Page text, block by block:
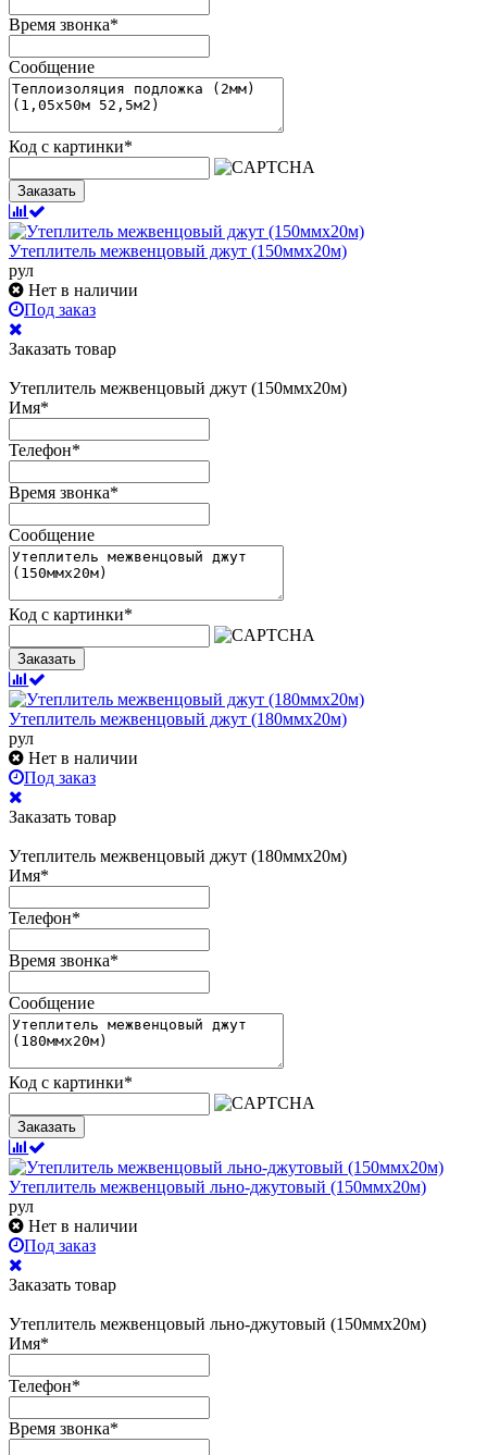
Время звонка*
Сообщение
Код с картинки*
Заказать
Утеплитель межвенцовый джут (150ммх20м)
рул
Нет в наличии
Под заказ
Заказать товар
Утеплитель межвенцовый джут (150ммх20м)
Имя*
Телефон*
Время звонка*
Сообщение
Код с картинки*
Заказать
Утеплитель межвенцовый джут (180ммх20м)
рул
Нет в наличии
Под заказ
Заказать товар
Утеплитель межвенцовый джут (180ммх20м)
Имя*
Телефон*
Время звонка*
Сообщение
Код с картинки*
Заказать
Утеплитель межвенцовый льно-джутовый (150ммх20м)
рул
Нет в наличии
Под заказ
Заказать товар
Утеплитель межвенцовый льно-джутовый (150ммх20м)
Имя*
Телефон*
Время звонка*